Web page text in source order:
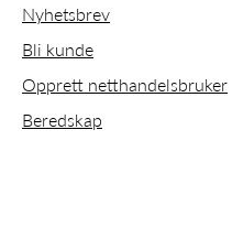
Nyhetsbrev
Bli kunde
Opprett netthandelsbruker
Beredskap